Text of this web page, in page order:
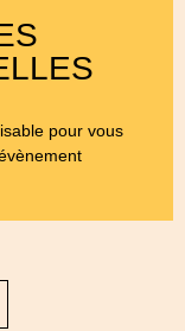
pour vous